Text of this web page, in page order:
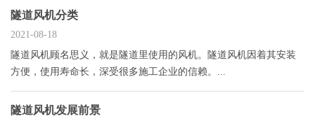
隧道风机分类
2021-08-18
隧道风机顾名思义，就是隧道里使用的风机。隧道风机因着其安装
方便，使用寿命长，深受很多施工企业的信赖。...
隧道风机发展前景